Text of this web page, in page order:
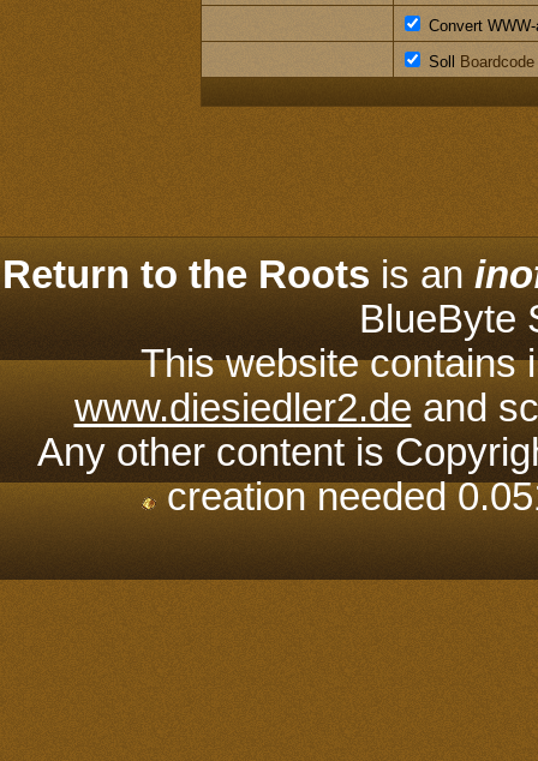
Convert
Soll Boardcode
Return to the Rootsis an
BlueByte
This website contains
www.diesiedler2.deand
Any other content is
creation needed